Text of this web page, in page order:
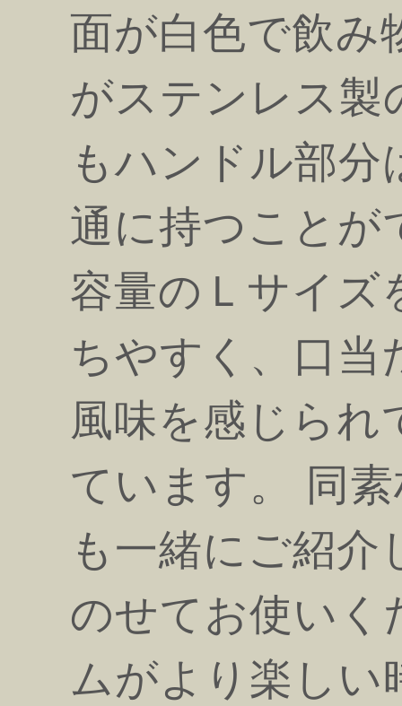
面が白色で飲み
がステンレス製
もハンドル部
通に持つことが
容量のＬサイズ
ちやすく、口当
風味を感じられ
ています。 同
も一緒にご紹
のせてお使いく
ムがより楽しい